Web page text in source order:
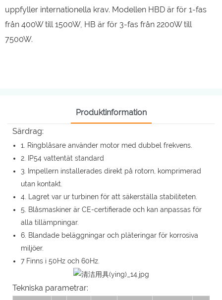
uppfyller internationella krav. Modellen HBD är för 1-fas
från 400W till 1500W, HB är för 3-fas från 2200W till
7500W.
Produktinformation
Särdrag:
1. Ringblåsare använder motor med dubbel frekvens.
2. IP54 vattentät standard
3. Impellern installerades direkt på rotorn, komprimerad
utan kontakt.
4. Lagret var ur turbinen för att säkerställa stabiliteten.
5. Blåsmaskiner är CE-certifierade och kan anpassas för
alla tillämpningar.
6. Blandade beläggningar och pläteringar för korrosiva
miljöer.
7 Finns i 50Hz och 60Hz.
Tekniska parametrar: